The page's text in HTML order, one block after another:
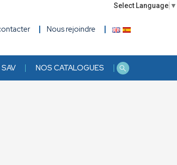
Select Language ▼
Nous rejoindre
NOS CATALOGUES